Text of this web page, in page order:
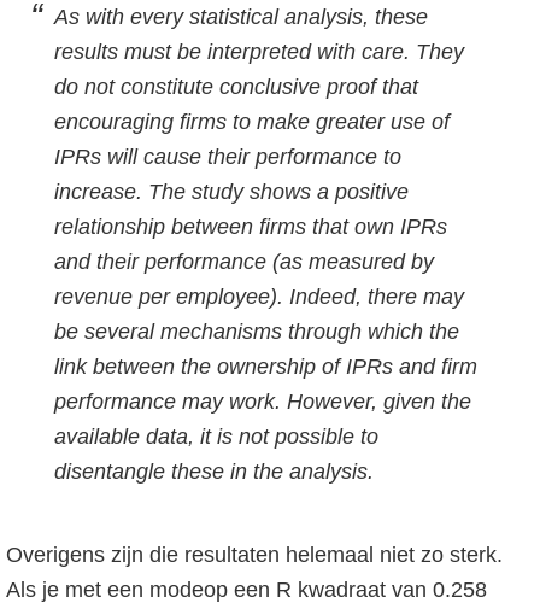
As with every statistical analysis, these
results must be interpreted with care. They
do not constitute conclusive proof that
encouraging firms to make greater use of
IPRs will cause their performance to
increase. The study shows a positive
relationship between firms that own IPRs
and their performance (as measured by
revenue per employee). Indeed, there may
be several mechanisms through which the
link between the ownership of IPRs and firm
performance may work. However, given the
available data, it is not possible to
disentangle these in the analysis.
Overigens zijn die resultaten helemaal niet zo sterk.
Als je met een modeop een R kwadraat van 0.258